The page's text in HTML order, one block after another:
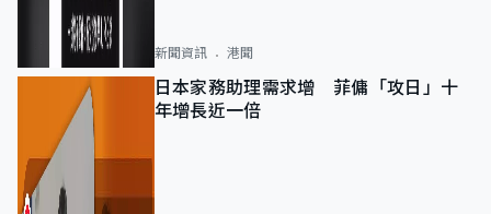
新聞資訊 港聞
日本家務助理需求增 菲傭「攻日」十
年增長近一倍